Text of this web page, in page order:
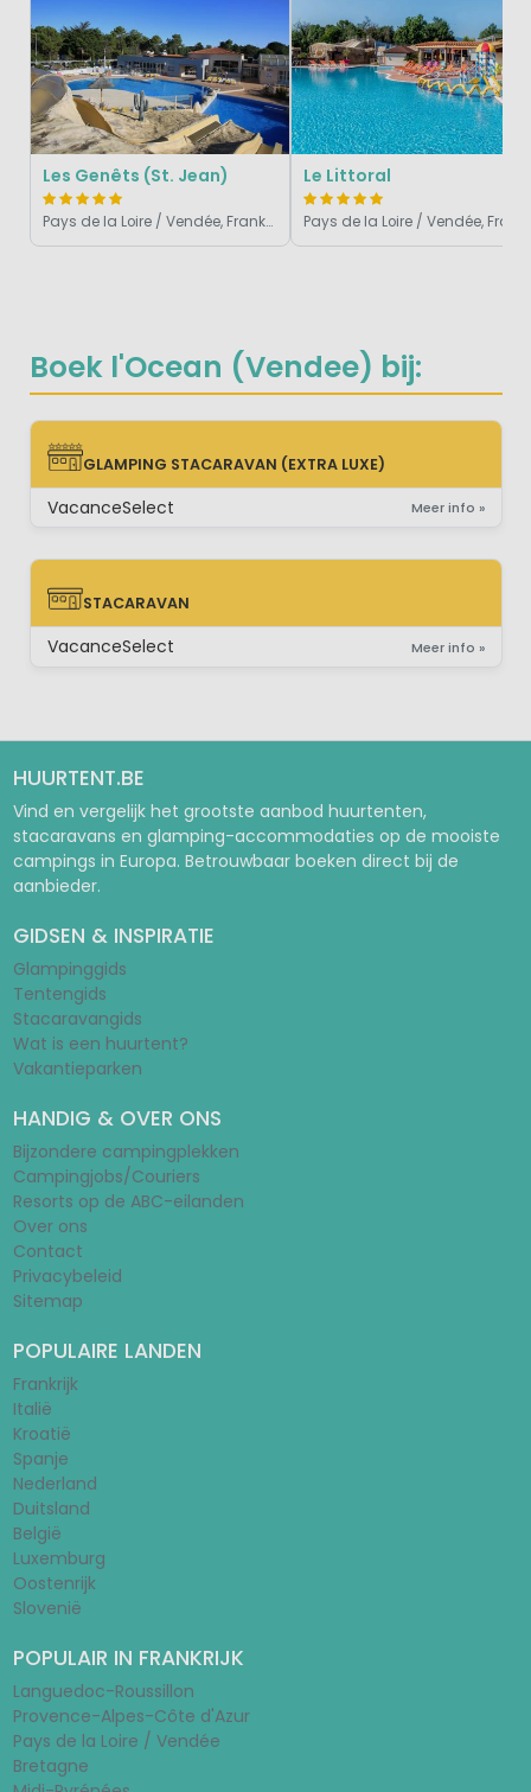
Boek l'Ocean (Vendee) bij:
GLAMPING STACARAVAN (EXTRA LUXE)
GLAMPING STACARAVAN (EXTRA LUXE)
VacanceSelect Meer info »
STACARAVAN
STACARAVAN
VacanceSelect Meer info »
Les Genêts (St. Jean)
Pays de la Loire / Vendée, Frankrijk
Le Littoral
HUURTENT.BE
Vind en vergelijk het grootste aanbod huurtenten,
stacaravans en glamping-accommodaties op de mooiste
campings in Europa. Betrouwbaar boeken direct bij de
aanbieder.
GIDSEN & INSPIRATIE
Glampinggids
Tentengids
Stacaravangids
Wat is een huurtent?
Vakantieparken
HANDIG & OVER ONS
Bijzondere campingplekken
Campingjobs/Couriers
Resorts op de ABC-eilanden
Over ons
Contact
Privacybeleid
Sitemap
POPULAIRE LANDEN
Frankrijk
Italië
Kroatië
Spanje
Nederland
Duitsland
België
Luxemburg
Oostenrijk
Slovenië
POPULAIR IN FRANKRIJK
Languedoc-Roussillon
Provence-Alpes-Côte d'Azur
Pays de la Loire / Vendée
Bretagne